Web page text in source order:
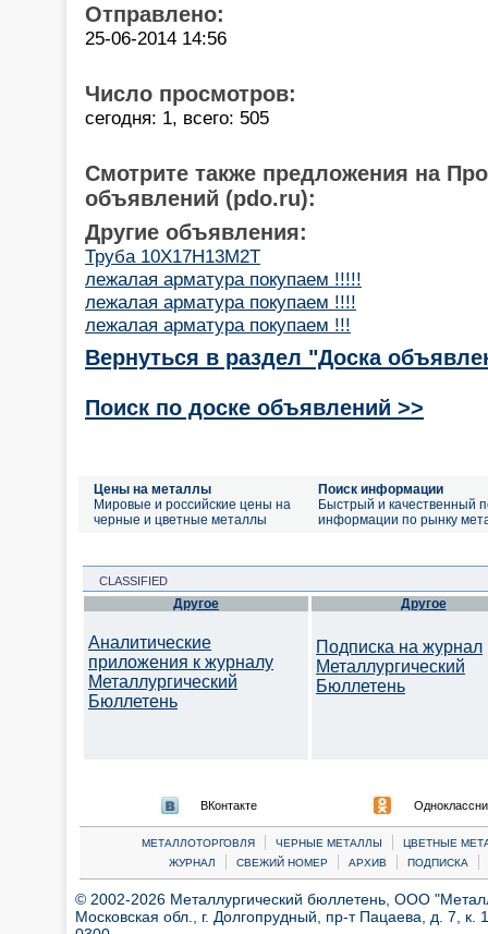
Отправлено:
25-06-2014 14:56
Число просмотров:
сегодня: 1, всего: 505
Смотрите также предложения на
объявлений (pdo.ru):
Другие объявления:
Труба 10Х17Н13М2Т
лежалая арматура покупаем !!!!!
лежалая арматура покупаем !!!!
лежалая арматура покупаем !!!
Вернуться в раздел "Доска
Поиск по доске объявлений >>
Цены на металлы
Мировые и российские цены на
черные и цветные металлы
Поиск информации
Быстрый и качественный
информации по рынку
CLASSIFIED
Другое
Аналитические
приложения к журналу
Металлургический
Бюллетень
Другое
Подписка на журнал
Металлургический
Бюллетень
ВКонтакте
МЕТАЛЛОТОРГОВЛЯ | ЧЕРНЫЕ МЕТАЛЛЫ |
ЦВЕТНЫЕ
ЖУРНАЛ
| СВЕЖИЙ НОМЕР | АРХИВ | ПОДПИСКА |
© 2002-2026 Металлургический бюллетень, ООО
Московская обл., г. Долгопрудный, пр-т Пацаева, д. 7,